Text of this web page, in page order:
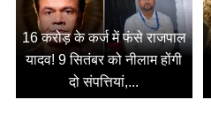
16 करोड़ के कर्ज में फंसे राजपाल
यादव! 9 सितंबर को नीलाम होंगी
दो संपत्तियां,...